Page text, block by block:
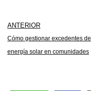
ANTERIOR
Cómo gestionar excedentes de
energía solar en comunidades